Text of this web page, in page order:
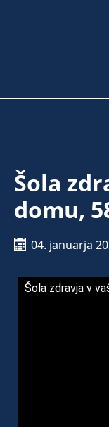
Šola
domu,
04. januarja
Šola zdravja v